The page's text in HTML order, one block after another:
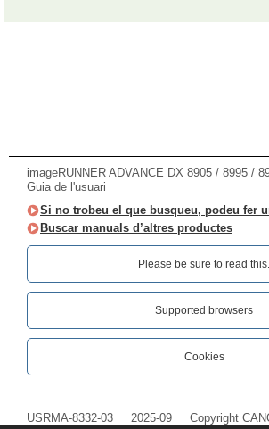
imageRUNNER ADVANCE DX 8905 / 8995 /
Guia de l'usuari
Si no trobeu el que busqueu, podeu fer
Buscar manuals d’altres productes
Please be sure to read this.‎
Supported browsers
Cookies
USRMA-8332-03 2025-09 Copyright